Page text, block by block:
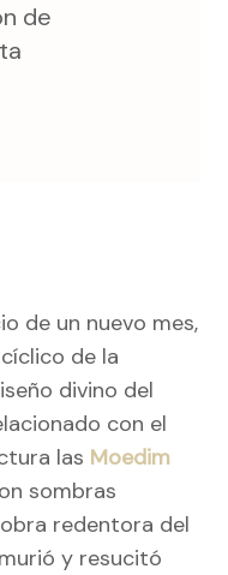
de
de un nuevo mes,
de la
divino del
con el
las Moedim
sombras
redentora del
y resucitó